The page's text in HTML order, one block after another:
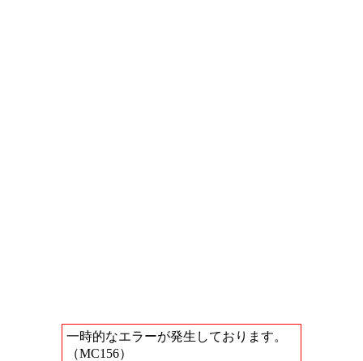
一時的なエラーが発生しております。
（MC156）